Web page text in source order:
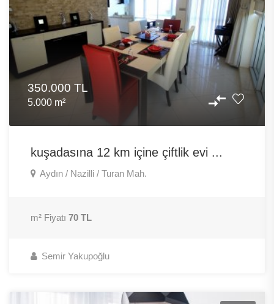
350.000 TL
5.000 m²
kuşadasına 12 km içine çiftlik evi ...
Aydın / Nazilli / Turan Mah.
m² Fiyatı 70 TL
Semir Yakupoğlu